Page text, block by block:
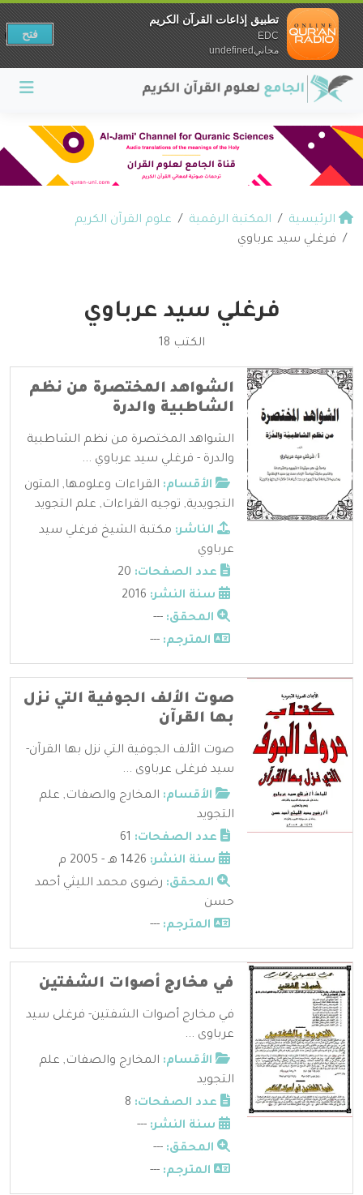
الرئيسية المكتبة الرقمية
علوم القرآن الكريم
فرغلي سيد عرباوي
فرغلي سيد عرباوي
الكتب 18
الشواهد المختصرة من نظم
الشاطبية والدرة
الشواهد المختصرة من نظم الشاطبية
والدرة - فرغلي سيد عرباوي ...
الأقسام: القراءات وعلومها, المتون
التجويدية, توجيه القراءات, علم التجويد
الناشر: مكتبة الشيخ فرغلي سيد
عرباوي
عدد الصفحات:
سنة النشر:
المحقق: ---
المترجم: ---
صوت الألف الجوفية التي نزل
بها القرآن
صوت الألف الجوفية التي نزل بها القرآن-
سيد فرغلى عرباوى ...
الأقسام: المخارج والصفات, علم
التجويد
عدد الصفحات:
سنة النشر:
المحقق: رضوى محمد الليثي أحمد
حسن
المترجم: ---
في مخارج أصوات الشفتين
في مخارج أصوات الشفتين- فرغلى سيد
عرباوى ...
الأقسام: المخارج والصفات, علم
التجويد
عدد الصفحات:
سنة النشر: ---
المحقق: ---
المترجم: ---
تطبيق إذاعات القرآن الكريم
EDC
مجانيundefined
فتح